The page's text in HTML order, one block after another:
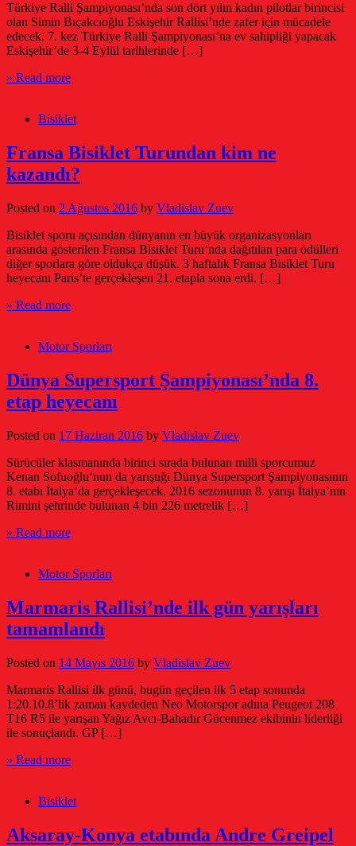
Türkiye Ralli Şampiyonası’nda son dört yılın kadın pilotlar birincisi
olan Simin Bıçakcıoğlu Eskişehir Rallisi’nde zafer için mücadele
edecek. 7. kez Türkiye Ralli Şampiyonası’na ev sahipliği yapacak
Eskişehir’de 3-4 Eylül tarihlerinde […]
» Read more
Bisiklet
Fransa Bisiklet Turundan kim ne
kazandı?
Posted on 2 Ağustos 2016 by Vladislav Zuev
Bisiklet sporu açısından dünyanın en büyük organizasyonları
arasında gösterilen Fransa Bisiklet Turu’nda dağıtılan para ödülleri
diğer sporlara göre oldukça düşük. 3 haftalık Fransa Bisiklet Turu
heyecanı Paris’te gerçekleşen 21. etapla sona erdi. […]
» Read more
Motor Sporları
Dünya Supersport Şampiyonası’nda 8.
etap heyecanı
Posted on 17 Haziran 2016 by Vladislav Zuev
Sürücüler klasmanında birinci sırada bulunan milli sporcumuz
Kenan Sofuoğlu’nun da yarıştığı Dünya Supersport Şampiyonasının
8. etabı İtalya’da gerçekleşecek. 2016 sezonunun 8. yarışı İtalya’nın
Rimini şehrinde bulunan 4 bin 226 metrelik […]
» Read more
Motor Sporları
Marmaris Rallisi’nde ilk gün yarışları
tamamlandı
Posted on 14 Mayıs 2016 by Vladislav Zuev
Marmaris Rallisi ilk günü, bugün geçilen ilk 5 etap sonunda
1:20.10.8’lik zaman kaydeden Neo Motorspor adına Peugeot 208
T16 R5 ile yarışan Yağız Avcı-Bahadır Gücenmez ekibinin liderliği
ile sonuçlandı. GP […]
» Read more
Bisiklet
Aksaray-Konya etabında Andre Greipel